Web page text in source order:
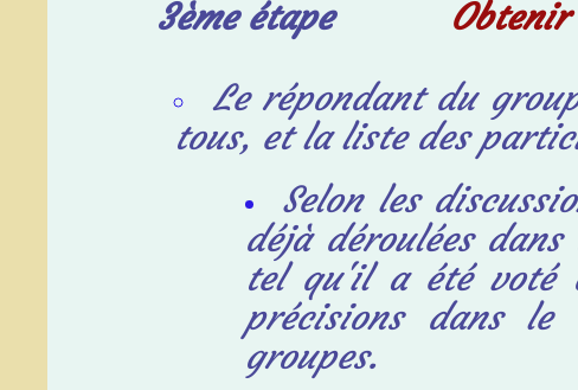
3ème étape Obtenir
Le répondant du
tous, et la liste des
Selon les
déjà déroulées dans
tel qu'il a été voté
précisions dans
groupes.